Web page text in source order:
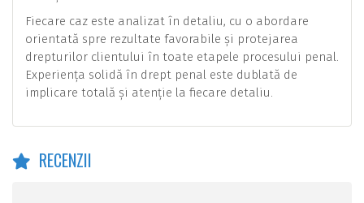
Fiecare caz este analizat în detaliu, cu o abordare
orientată spre rezultate favorabile și protejarea
drepturilor clientului în toate etapele procesului penal.
Experiența solidă în drept penal este dublată de
implicare totală și atenție la fiecare detaliu.
RECENZII